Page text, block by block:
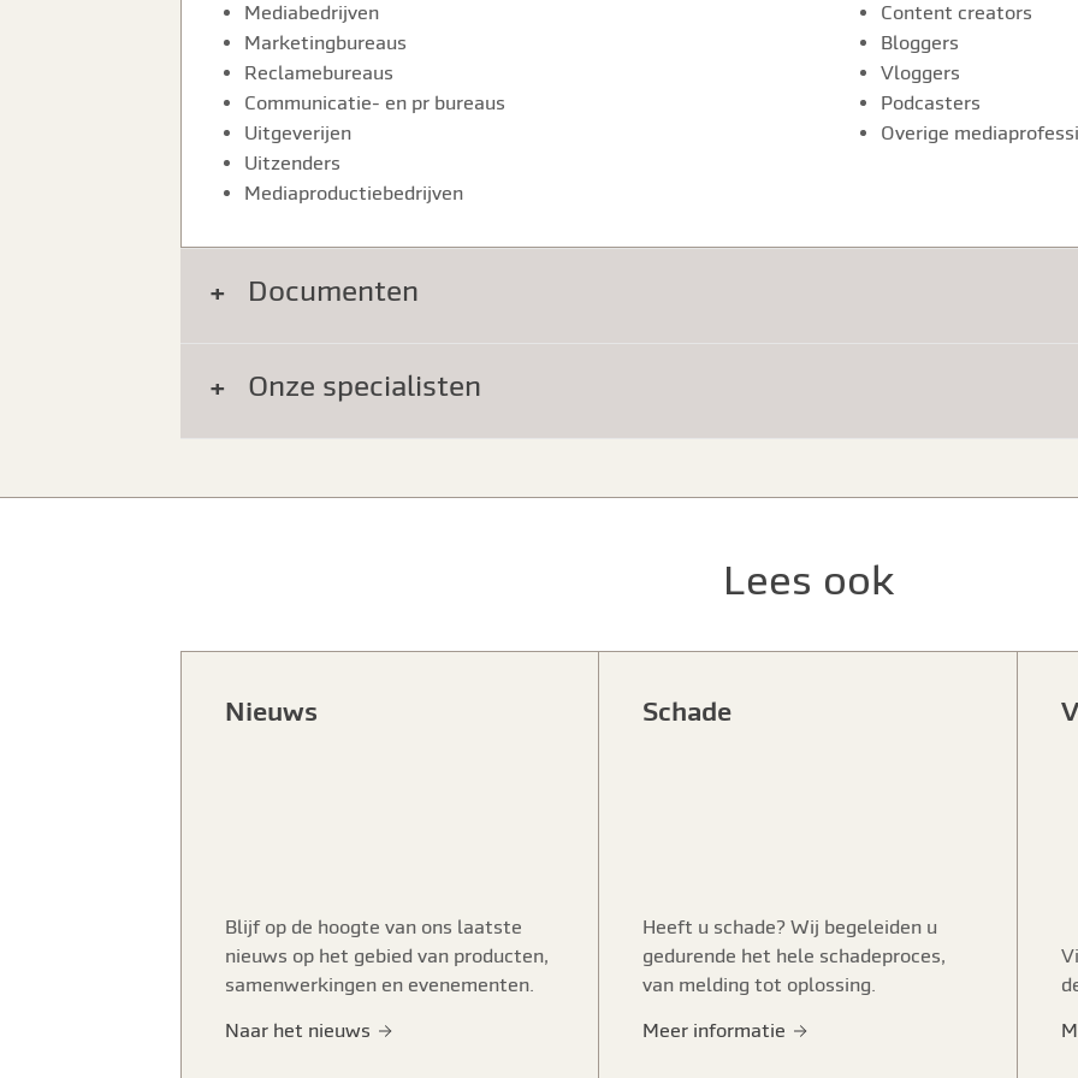
Mediabedrijven
Marketingbureaus
Reclamebureaus
Communicatie- en pr bureaus
Uitgeverijen
Uitzenders
Mediaproductiebedrijven
Content creators
Bloggers
Vloggers
Podcasters
Overige
Documenten
Onze specialisten
Lees ook
Nieuws
Blijf op de hoogte van ons laatste
nieuws op het gebied van producten,
samenwerkingen en evenementen.
Naar het nieuws
Schade
Heeft u schade? Wij begeleiden u
gedurende het hele schadeproces,
van melding tot oplossing.
Meer informatie